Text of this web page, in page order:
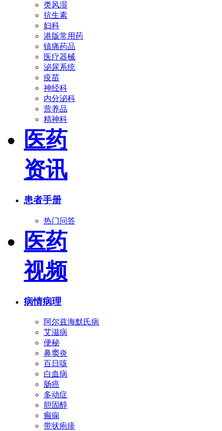
类风湿
抗生素
妇科
港版常用药
镇痛药品
医疗器械
泌尿系统
疫苗
神经科
内分泌科
营养品
精神科
医药
资讯
患者手册
热门问答
医药
视频
病情病理
阿尔兹海默氏病
艾滋病
便秘
鼻窦炎
百日咳
白血病
肠癌
多动症
胆固醇
癫痫
带状疱疹